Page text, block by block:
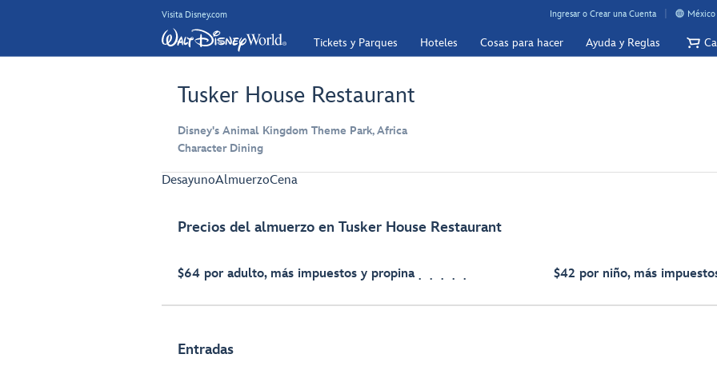
Visita Disney.com Ingresar o Crear una Cuenta México
Tickets y Parques Hoteles Cosas para hacer Ayuda y Reglas
Tusker House Restaurant
Disney's Animal Kingdom Theme Park, Africa
Character Dining
DesayunoAlmuerzoCena
Precios del almuerzo en Tusker House Restaurant
$64 por adulto, más impuestos y propina $42 por niño, más
Entradas